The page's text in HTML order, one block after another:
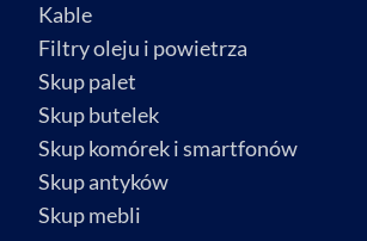
Kable
Filtry oleju i powietrza
Skup palet
Skup butelek
Skup komórek i smartfonów
Skup antyków
Skup mebli